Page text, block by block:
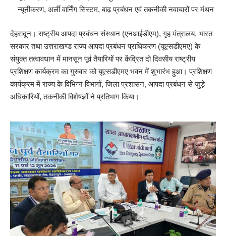
न्यूनीकरण, अर्ली वार्निंग सिस्टम, बाढ़ प्रबंधन एवं तकनीकी नवाचारों पर मंथन
देहरादून। राष्ट्रीय आपदा प्रबंधन संस्थान (एनआईडीएम), गृह मंत्रालय, भारत
सरकार तथा उत्तराखण्ड राज्य आपदा प्रबंधन प्राधिकरण (यूएसडीएमए) के
संयुक्त तत्वावधान में मानसून पूर्व तैयारियों पर केंद्रित दो दिवसीय राष्ट्रीय
प्रशिक्षण कार्यक्रम का गुरुवार को यूएसडीएमए भवन में शुभारंभ हुआ। प्रशिक्षण
कार्यक्रम में राज्य के विभिन्न विभागों, जिला प्रशासन, आपदा प्रबंधन से जुड़े
अधिकारियों, तकनीकी विशेषज्ञों ने प्रतिभाग किया।